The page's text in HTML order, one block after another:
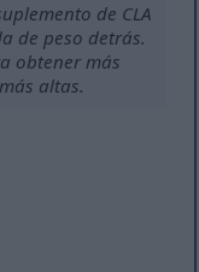
de CLA
de peso detrás.
obtener más
altas.